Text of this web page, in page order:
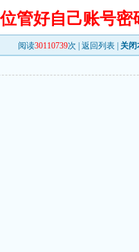
管好自己账号密
阅读30110739次 |返回列表 关闭